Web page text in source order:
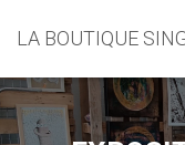
LA BOUTIQUE